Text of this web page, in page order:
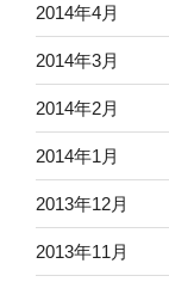
2014年4月
2014年3月
2014年2月
2014年1月
2013年12月
2013年11月